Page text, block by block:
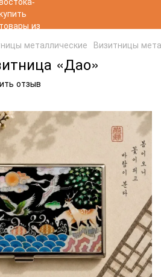
металлические Визитницы
«Дао»
отзыв